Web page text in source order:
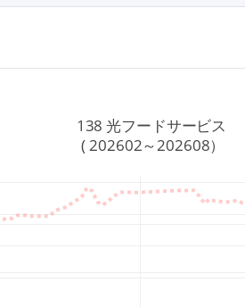
138 光フードサービス
( 202602～202608）